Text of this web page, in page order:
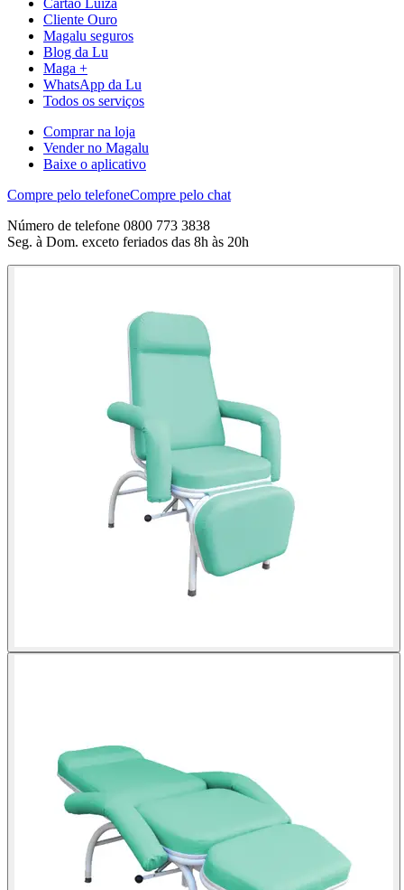
Cliente Ouro
Magalu seguros
Blog da Lu
Maga +
WhatsApp da Lu
Todos os serviços
Comprar na loja
Vender no Magalu
Baixe o aplicativo
Compre pelo telefoneCompre pelo chat
Número de telefone 0800 773 3838
Seg. à Dom. exceto feriados das 8h às 20h